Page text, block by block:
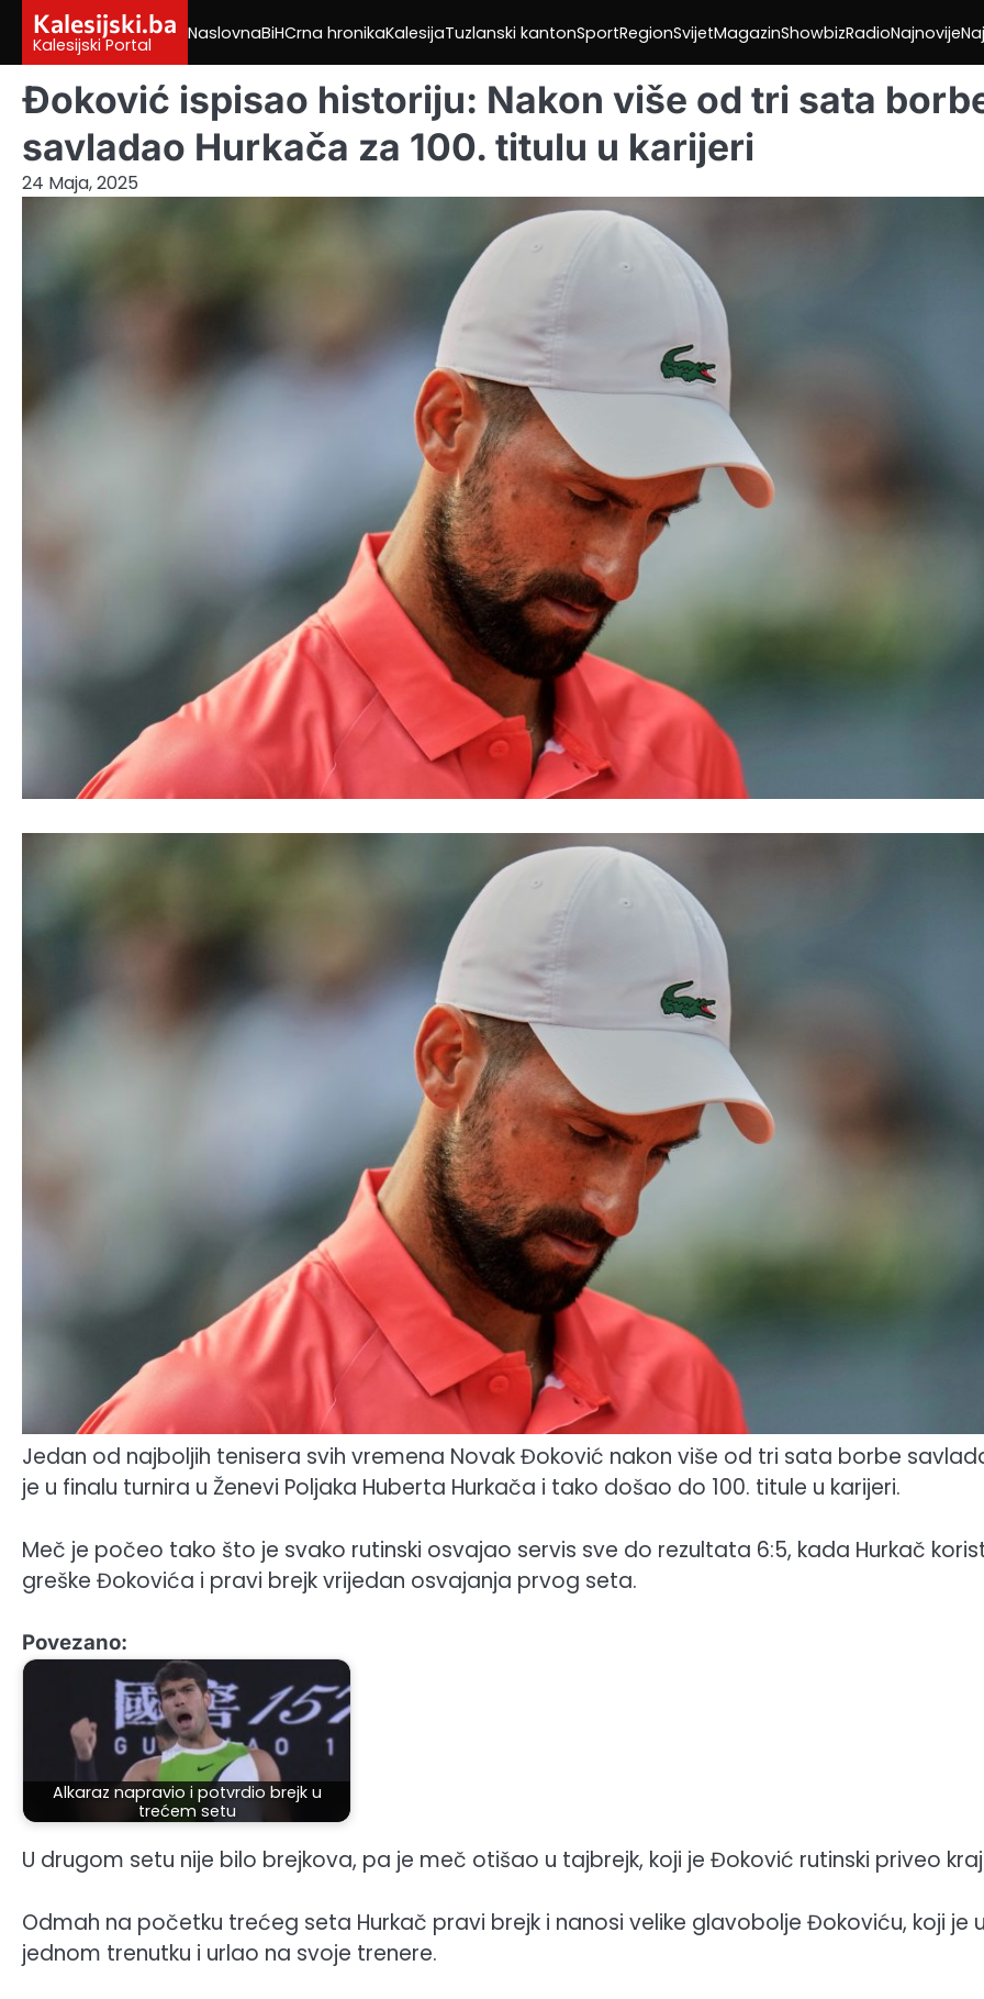
content
Kalesijski.ba
Kalesijski Portal
NaslovnaBiHCrna hronikaKalesijaTuzlanski kantonSportRegionSvijetMagazinShowbizRadioNajnovije
Đoković ispisao historiju: Nakon više od tri sata
savladao Hurkača za 100. titulu u karijeri
24 Maja, 2025
Jedan od najboljih tenisera svih vremena Novak Đoković nakon više od tri sata borbe
je u finalu turnira u Ženevi Poljaka Huberta Hurkača i tako došao do 100. titule u karijeri.
Meč je počeo tako što je svako rutinski osvajao servis sve do rezultata 6:5, kada Hurkač
greške Đokovića i pravi brejk vrijedan osvajanja prvog seta.
Povezano:
Alkaraz napravio i potvrdio brejk u
trećem setu
U drugom setu nije bilo brejkova, pa je meč otišao u tajbrejk, koji je Đoković rutinski priveo
Odmah na početku trećeg seta Hurkač pravi brejk i nanosi velike glavobolje Đokoviću, koji je
jednom trenutku i urlao na svoje trenere.